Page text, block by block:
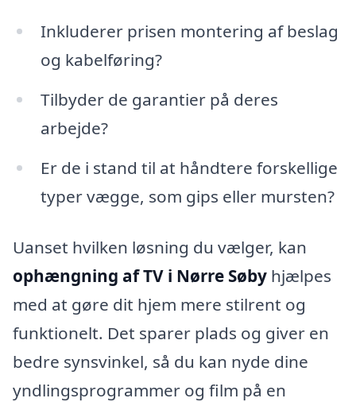
Inkluderer prisen montering af beslag
og kabelføring?
Tilbyder de garantier på deres
arbejde?
Er de i stand til at håndtere forskellige
typer vægge, som gips eller mursten?
Uanset hvilken løsning du vælger, kan
ophængning af TV i Nørre Søby hjælpes
med at gøre dit hjem mere stilrent og
funktionelt. Det sparer plads og giver en
bedre synsvinkel, så du kan nyde dine
yndlingsprogrammer og film på en